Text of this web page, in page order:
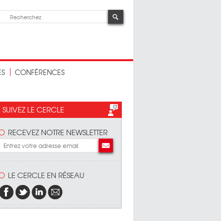
CONFÉRENCES
SUIVEZ LE CERCLE
RECEVEZ NOTRE NEWSLETTER
LE CERCLE EN RÉSEAU